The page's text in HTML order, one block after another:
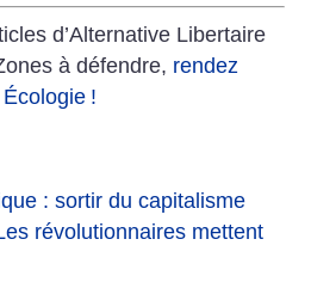
d’Alternative Libertaire
à défendre, rendez
!
: sortir du capitalisme
révolutionnaires mettent